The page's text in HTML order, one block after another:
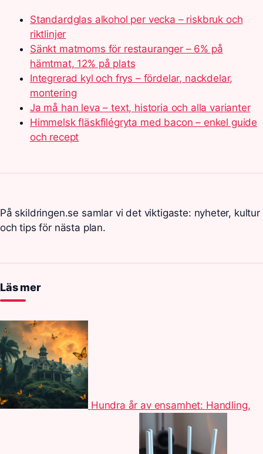
Standardglas alkohol per vecka – riskbruk och
riktlinjer
Sänkt matmoms för restauranger – 6% på
hämtmat, 12% på plats
Integrerad kyl och frys – fördelar, nackdelar,
montering
Ja må han leva – text, historia och alla varianter
Himmelsk fläskfilégryta med bacon – enkel guide
och recept
På skildringen.se samlar vi det viktigaste: nyheter, kultur
och tips för nästa plan.
Läs mer
Hundra år av ensamhet: Handling,